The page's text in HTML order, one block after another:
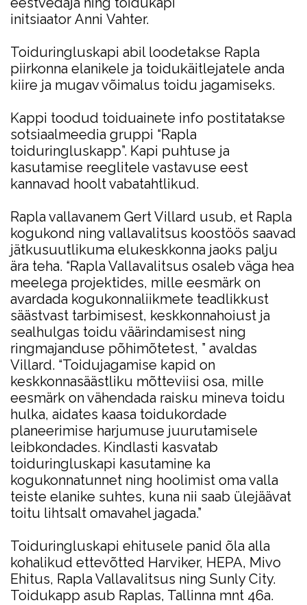
initsiaator Anni Vahter.
Toiduringluskapi abil loodetakse Rapla
piirkonna elanikele ja toidukäitlejatele anda
kiire ja mugav võimalus toidu jagamiseks.
Kappi toodud toiduainete info postitatakse
sotsiaalmeedia gruppi “Rapla
toiduringluskapp”. Kapi puhtuse ja
kasutamise reeglitele vastavuse eest
kannavad hoolt vabatahtlikud.
Rapla vallavanem Gert Villard usub, et Rapla
kogukond ning vallavalitsus koostöös saavad
jätkusuutlikuma elukeskkonna jaoks palju
ära teha. “Rapla Vallavalitsus osaleb väga hea
meelega projektides, mille eesmärk on
avardada kogukonnaliikmete teadlikkust
säästvast tarbimisest, keskkonnahoiust ja
sealhulgas toidu väärindamisest ning
ringmajanduse põhimõtetest, ” avaldas
Villard. “Toidujagamise kapid on
keskkonnasäästliku mõtteviisi osa, mille
eesmärk on vähendada raisku mineva toidu
hulka, aidates kaasa toidukordade
planeerimise harjumuse juurutamisele
leibkondades. Kindlasti kasvatab
toiduringluskapi kasutamine ka
kogukonnatunnet ning hoolimist oma valla
teiste elanike suhtes, kuna nii saab ülejäävat
toitu lihtsalt omavahel jagada.”
Toiduringluskapi ehitusele panid õla alla
kohalikud ettevõtted Harviker, HEPA, Mivo
Ehitus, Rapla Vallavalitsus ning Sunly City.
Toidukapp asub Raplas, Tallinna mnt 46a.